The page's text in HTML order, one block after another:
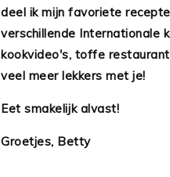
deel ik mijn favoriete
verschillende Internationale
kookvideo's, toffe
veel meer lekkers met je!
Eet smakelijk alvast!
Groetjes, Betty